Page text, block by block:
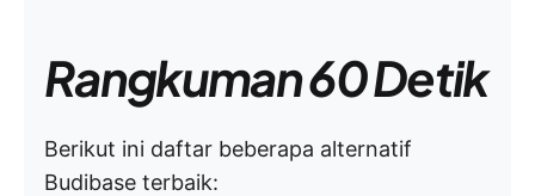
Rangkuman 60 Detik
Berikut ini daftar beberapa alternatif
Budibase terbaik: